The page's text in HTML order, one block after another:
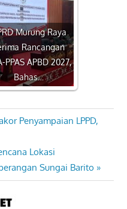
Murung Raya
Rancangan
PPAS APBD 2027,
Bahas…
Penyampaian LPPD,
Lokasi
Sungai Barito